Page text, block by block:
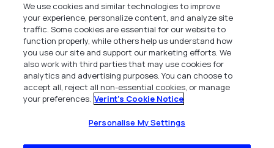
Verint Systems Inc.
175 Broadhollow Rd, Ste 100
Melville, NY 11747
1 (800) 483-7468
Todos os direitos reservados 2026
We use cookies and similar technologies to improve
your experience, personalize content, and analyze site
traffic. Some cookies are essential for our website to
function properly, while others help us understand how
you use our site and support our marketing efforts. We
also work with third parties that may use cookies for
analytics and advertising purposes. You can choose to
accept all, reject all non-essential cookies, or manage
your preferences. Verint's Cookie Notice
Personalise My Settings